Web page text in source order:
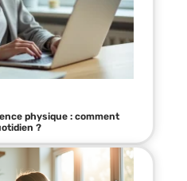
physique : comment
?